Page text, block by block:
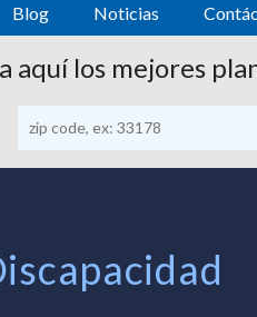
Blog Noticias
aquí los mejores